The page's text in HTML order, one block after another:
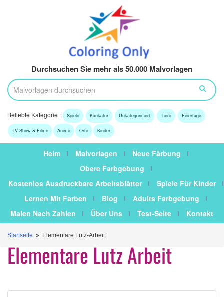
Durchsuchen Sie mehr als 50.000 Malvorlagen
Beliebte Kategorie : Spiele Karikatur Unkategorisiert Tiere Feiertage
TV Show & Filme Anime Orte Kinder
Heim Malvorlagen
Neue Färbung
Obere Farbgebung
Kostenlos Ausdruckbare Arbeitsblätter
Spiele Für Kinder
Lernen Mit Farben
Blog
Adults Farbgebung
Malen Nach Zahlen
Über Uns Test-Seite Kontakt
Startseite » Elementare Lutz-Arbeit
Elementare Lutz Arbeit